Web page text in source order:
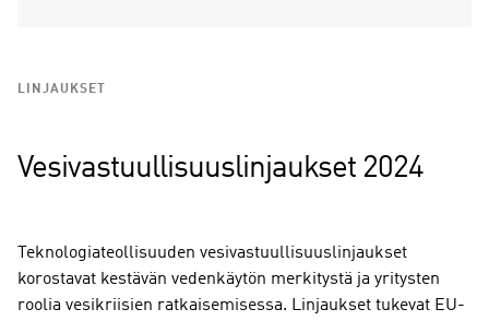
LINJAUKSET
Vesivastuullisuuslinjaukset 2024
Teknologiateollisuuden vesivastuullisuuslinjaukset
korostavat kestävän vedenkäytön merkitystä ja yritysten
roolia vesikriisien ratkaisemisessa. Linjaukset tukevat EU-